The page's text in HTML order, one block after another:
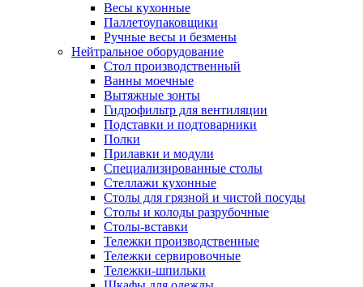
Весы кухонные
Паллетоупаковщики
Ручные весы и безмены
Нейтральное оборудование
Cтол производственный
Ванны моечные
Вытяжные зонты
Гидрофильтр для вентиляции
Подставки и подтоварники
Полки
Прилавки и модули
Специализированные столы
Стеллажи кухонные
Столы для грязной и чистой посуды
Столы и колоды разрубочные
Столы-вставки
Тележки производственные
Тележки сервировочные
Тележки-шпильки